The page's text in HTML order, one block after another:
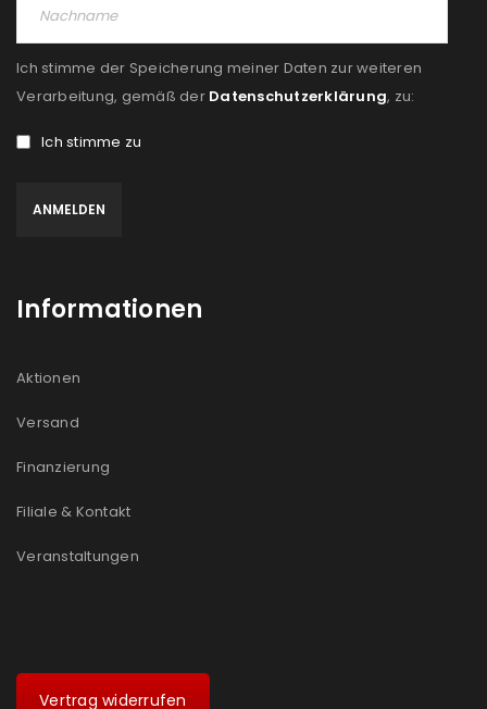
Ich stimme der Speicherung meiner Daten zur weiteren
Verarbeitung, gemäß der Datenschutzerklärung, zu:
Ich stimme zu
Informationen
Aktionen
Versand
Finanzierung
Filiale & Kontakt
Veranstaltungen
Vertrag widerrufen